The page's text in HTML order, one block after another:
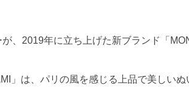
、2019年に立ち上げた新ブランド「
」は、パリの風を感じる上品で美しいぬ